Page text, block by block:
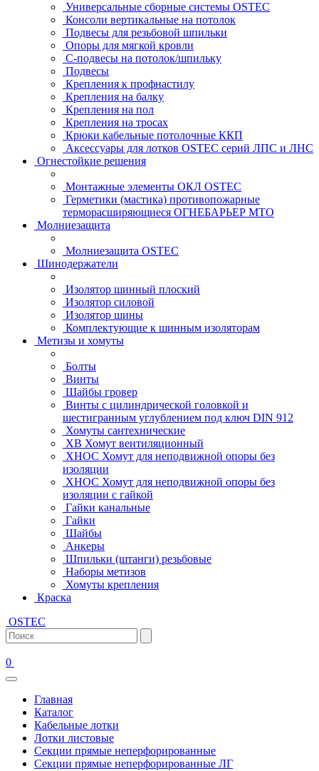
Универсальные сборные системы OSTEC
Консоли вертикальные на потолок
Подвесы для резьбовой шпильки
Опоры для мягкой кровли
С-подвесы на потолок/шпильку
Подвесы
Крепления к профнастилу
Крепления на балку
Крепления на пол
Крепления на тросах
Крюки кабельные потолочные ККП
Аксессуары для лотков OSTEC серий ЛПС и ЛНС
Огнестойкие решения
Монтажные элементы ОКЛ OSTEC
Герметики (мастика) противопожарные
терморасширяющиеся ОГНЕБАРЬЕР МТО
Молниезащита
Молниезащита OSTEC
Шинодержатели
Изолятор шинный плоский
Изолятор силовой
Изолятор шины
Комплектующие к шинным изоляторам
Метизы и хомуты
Болты
Винты
Шайбы гровер
Винты с цилиндрической головкой и
шестигранным углублением под ключ DIN 912
Хомуты сантехнические
ХВ Хомут вентиляционный
ХНОС Хомут для неподвижной опоры без
изоляции
ХНОС Хомут для неподвижной опоры без
изоляции с гайкой
Гайки канальные
Гайки
Шайбы
Анкеры
Шпильки (штанги) резьбовые
Наборы метизов
Хомуты крепления
Краска
OSTEC
0
Главная
Каталог
Кабельные лотки
Лотки листовые
Секции прямые неперфорированные
Секции прямые неперфорированные ЛГ